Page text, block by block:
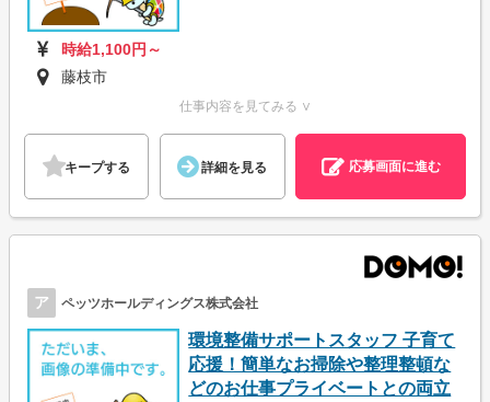
時給1,100円～
藤枝市
仕事内容を見てみる ∨
キープする 詳細を見る 応募画面に進む
ア ペッツホールディングス株式会社
環境整備サポートスタッフ 子育て
応援！簡単なお掃除や整理整頓な
どのお仕事プライベートとの両立